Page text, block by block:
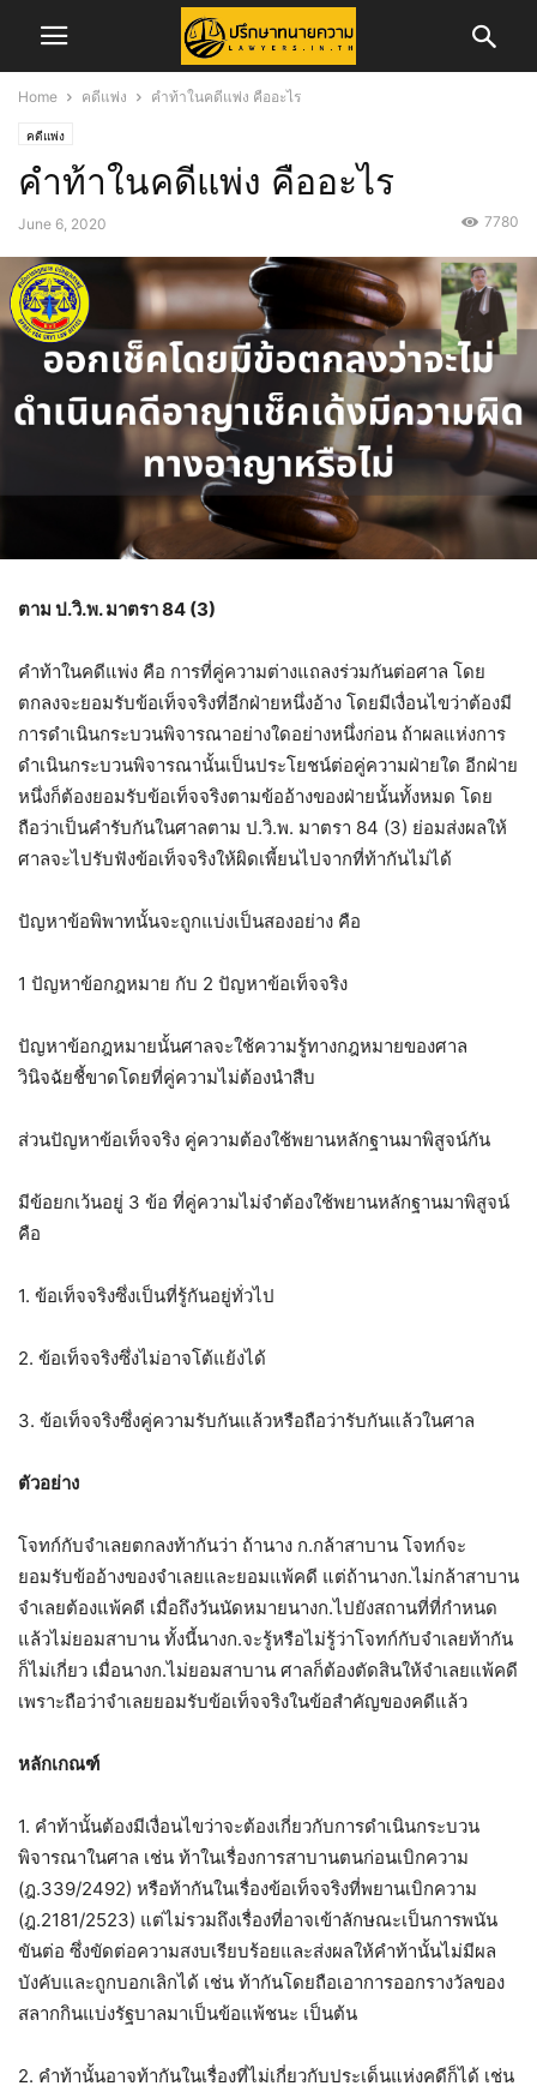
Home คดีแพ่ง คำท้าในคดีแพ่ง คืออะไร
คดีแพ่ง
คำท้าในคดีแพ่ง คืออะไร
June 6, 2020 7780
ตาม ป.วิ.พ. มาตรา 84 (3)
คำท้าในคดีแพ่ง คือ การที่คู่ความต่างแถลงร่วมกันต่อศาล โดย
ตกลงจะยอมรับข้อเท็จจริงที่อีกฝ่ายหนึ่งอ้าง โดยมีเงื่อนไขว่าต้องมี
การดำเนินกระบวนพิจารณาอย่างใดอย่างหนึ่งก่อน ถ้าผลแห่งการ
ดำเนินกระบวนพิจารณานั้นเป็นประโยชน์ต่อคู่ความฝ่ายใด อีกฝ่าย
หนึ่งก็ต้องยอมรับข้อเท็จจริงตามข้ออ้างของฝ่ายนั้นทั้งหมด โดย
ถือว่าเป็นคำรับกันในศาลตาม ป.วิ.พ. มาตรา 84 (3) ย่อมส่งผลให้
ศาลจะไปรับฟังข้อเท็จจริงให้ผิดเพี้ยนไปจากที่ท้ากันไม่ได้
ปัญหาข้อพิพาทนั้นจะถูกแบ่งเป็นสองอย่าง คือ
1 ปัญหาข้อกฎหมาย กับ 2 ปัญหาข้อเท็จจริง
ปัญหาข้อกฎหมายนั้นศาลจะใช้ความรู้ทางกฎหมายของศาล
วินิจฉัยชี้ขาดโดยที่คู่ความไม่ต้องนำสืบ
ส่วนปัญหาข้อเท็จจริง คู่ความต้องใช้พยานหลักฐานมาพิสูจน์กัน
มีข้อยกเว้นอยู่ 3 ข้อ ที่คู่ความไม่จำต้องใช้พยานหลักฐานมาพิสูจน์
คือ
1. ข้อเท็จจริงซึ่งเป็นที่รู้กันอยู่ทั่วไป
2. ข้อเท็จจริงซึ่งไม่อาจโต้แย้งได้
3. ข้อเท็จจริงซึ่งคู่ความรับกันแล้วหรือถือว่ารับกันแล้วในศาล
ตัวอย่าง
โจทก์กับจำเลยตกลงท้ากันว่า ถ้านาง ก.กล้าสาบาน โจทก์จะ
ยอมรับข้ออ้างของจำเลยและยอมแพ้คดี แต่ถ้านางก.ไม่กล้าสาบาน
จำเลยต้องแพ้คดี เมื่อถึงวันนัดหมายนางก.ไปยังสถานที่ที่กำหนด
แล้วไม่ยอมสาบาน ทั้งนี้นางก.จะรู้หรือไม่รู้ว่าโจทก์กับจำเลยท้ากัน
ก็ไม่เกี่ยว เมื่อนางก.ไม่ยอมสาบาน ศาลก็ต้องตัดสินให้จำเลยแพ้คดี
เพราะถือว่าจำเลยยอมรับข้อเท็จจริงในข้อสำคัญของคดีแล้ว
หลักเกณฑ์
1. คำท้านั้นต้องมีเงื่อนไขว่าจะต้องเกี่ยวกับการดำเนินกระบวน
พิจารณาในศาล เช่น ท้าในเรื่องการสาบานตนก่อนเบิกความ
(ฎ.339/2492) หรือท้ากันในเรื่องข้อเท็จจริงที่พยานเบิกความ
(ฎ.2181/2523) แต่ไม่รวมถึงเรื่องที่อาจเข้าลักษณะเป็นการพนัน
ขันต่อ ซึ่งขัดต่อความสงบเรียบร้อยและส่งผลให้คำท้านั้นไม่มีผล
บังคับและถูกบอกเลิกได้ เช่น ท้ากันโดยถือเอาการออกรางวัลของ
สลากกินแบ่งรัฐบาลมาเป็นข้อแพ้ชนะ เป็นต้น
2. คำท้านั้นอาจท้ากันในเรื่องที่ไม่เกี่ยวกับประเด็นแห่งคดีก็ได้ เช่น